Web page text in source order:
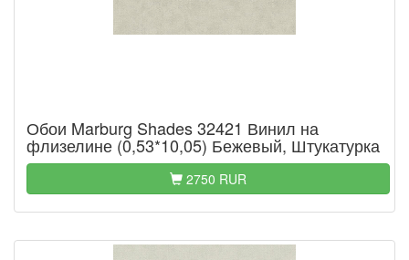
Обои Marburg Shades 32421 Винил на
флизелине (0,53*10,05) Бежевый, Штукатурка
2750 RUR